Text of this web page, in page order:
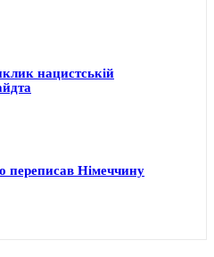
нацистській
переписав Німеччину